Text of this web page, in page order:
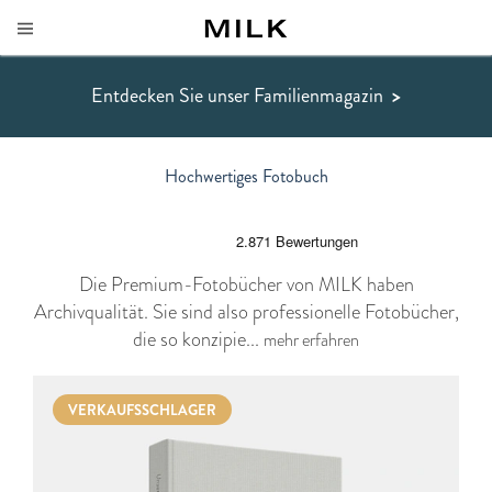
Entdecken Sie unser Familienmagazin >
Hochwertiges Fotobuch
Die Premium-Fotobücher von MILK haben
Archivqualität. Sie sind also professionelle Fotobücher,
die so konzipie... mehr erfahren
VERKAUFSSCHLAGER